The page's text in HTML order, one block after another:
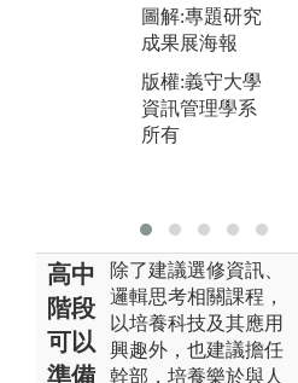
圖解:專題研究
成果展海報
版權:義守大學
資訊管理學系
所有
高中
階段
可以
準備
除了建議選修資訊、
邏輯思考相關課程，
以培養科技及其應用
興趣外，也建議擔任
幹部，培養樂於與人